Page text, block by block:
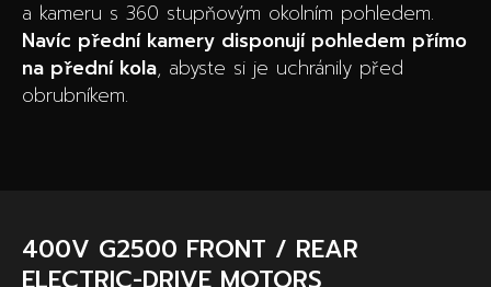
a kameru s 360 stupňovým okolním pohledem.
Navíc přední kamery disponují pohledem přímo
na přední kola, abyste si je uchránily před
obrubníkem.
400V G2500 FRONT / REAR
ELECTRIC-DRIVE MOTORS